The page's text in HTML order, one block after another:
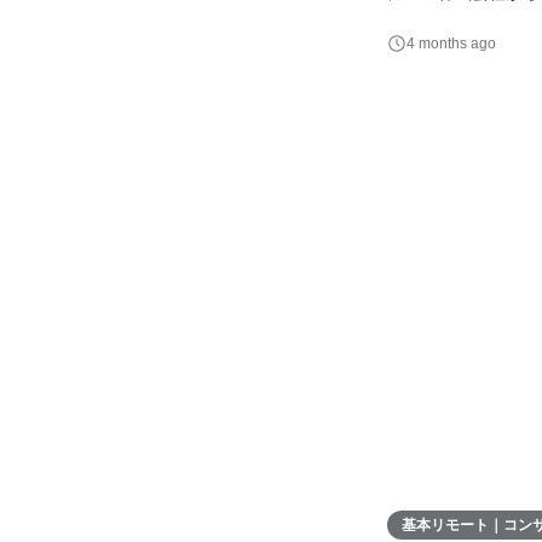
ツール『エンSXセ
4 months ago
基本リモート｜コン